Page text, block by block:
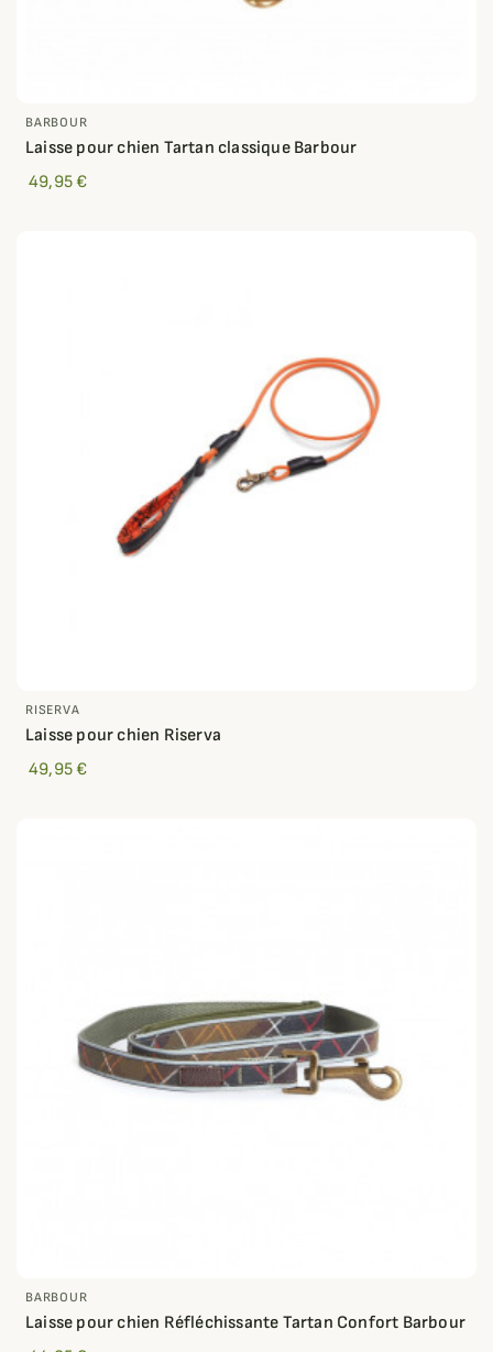
BARBOUR
Laisse pour chien Tartan classique Barbour
49,95 €
RISERVA
Laisse pour chien Riserva
49,95 €
BARBOUR
Laisse pour chien Réfléchissante Tartan Confort Barbour